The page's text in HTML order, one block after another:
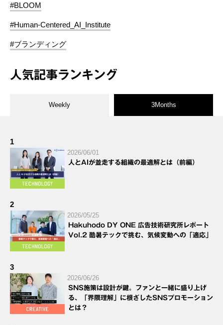
#BLOOM
#Human-Centered_AI_Institute
#ブランディング
人気記事ランキング
Weekly 3Months
1
2026/06/01
人とAIが並走する組織の最適解とは（前編）
2
2026/05/25
Hakuhodo DY ONE 広告技術研究所レポート
Vol.2 酷暑テックで挑む、気候変動への「適応」
3
2026/06/26
SNS施策は設計が鍵。ファンと一緒に盛り上げ
る、「界隈理解」に根ざしたSNSプロモーション
とは？